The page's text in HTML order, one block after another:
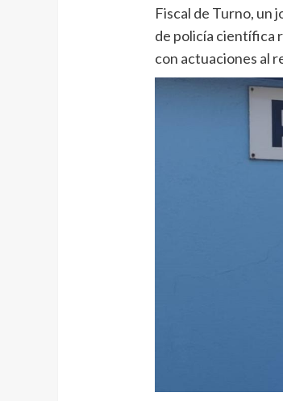
Fiscal de Turno, un
de policía científica
con actuaciones al